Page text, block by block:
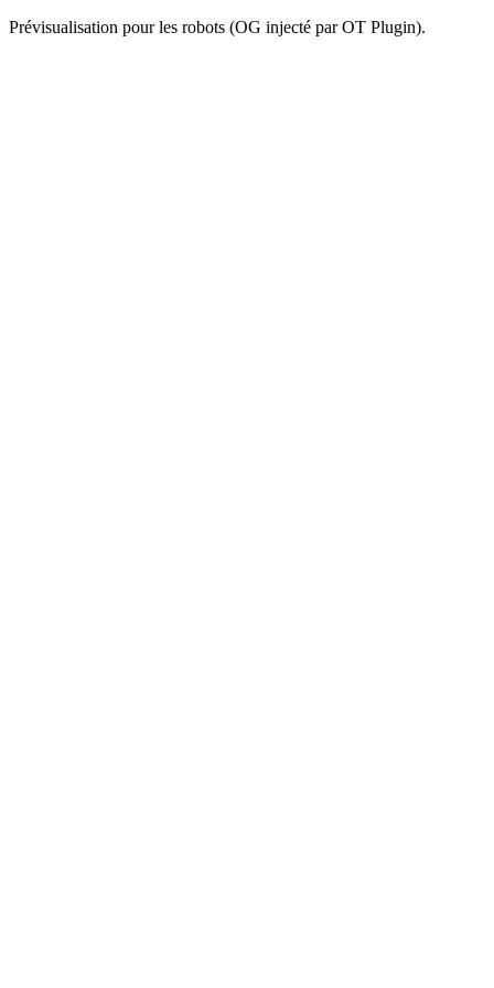
Prévisualisation pour les robots (OG injecté par OT Plugin).